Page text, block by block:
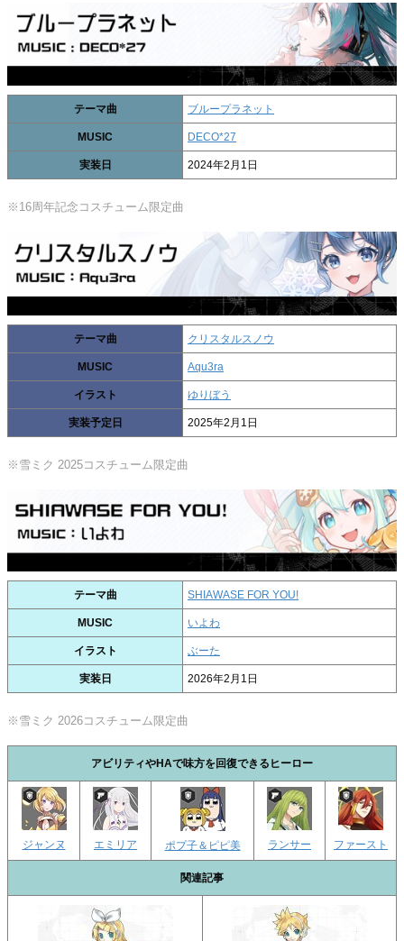
テーマ曲 ブループラネット
MUSIC DECO*27
実装日 2024年2月1日
※16周年記念コスチューム限定曲
テーマ曲 クリスタルスノウ
MUSIC Aqu3ra
イラスト ゆりぼう
実装予定日 2025年2月1日
※雪ミク 2025コスチューム限定曲
テーマ曲 SHIAWASE FOR YOU!
MUSIC いよわ
イラスト ぶーた
実装日 2026年2月1日
※雪ミク 2026コスチューム限定曲
アビリティやHAで味方を回復できるヒーロー
ジャンヌ エミリア ポプ子＆ピピ美 ランサー ファースト
関連記事